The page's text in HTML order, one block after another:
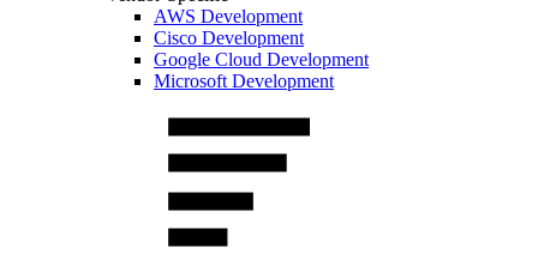
AWS Development
Cisco Development
Google Cloud Development
Microsoft Development